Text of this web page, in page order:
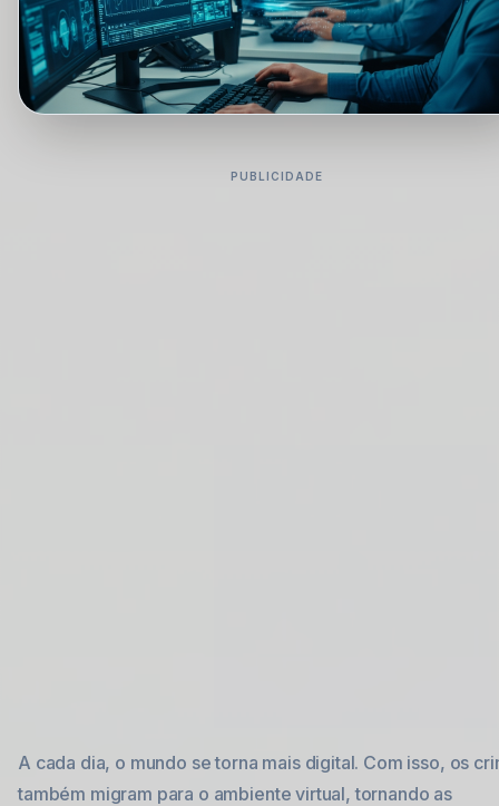
PUBLICIDADE
A cada dia, o mundo se torna mais digital. Com isso, os
também migram para o ambiente virtual, tornando as